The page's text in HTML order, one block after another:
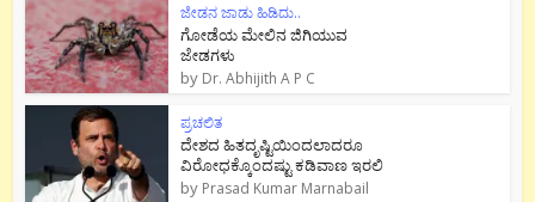
ಜೇಡನ ಜಾಡು ಹಿಡಿದು..
ಗೋಡೆಯ ಮೇಲಿನ ಜಿಗಿಯುವ
ಜೇಡಗಳು
by Dr. Abhijith A P C
ಪ್ರಚಲಿತ
ದೇಶದ ಹಿತದೃಷ್ಟಿಯಿಂದಲಾದರೂ
ವಿರೋಧಕ್ಕೊಂದಷ್ಟು ಕಡಿವಾಣ ಇರಲಿ
by Prasad Kumar Marnabail